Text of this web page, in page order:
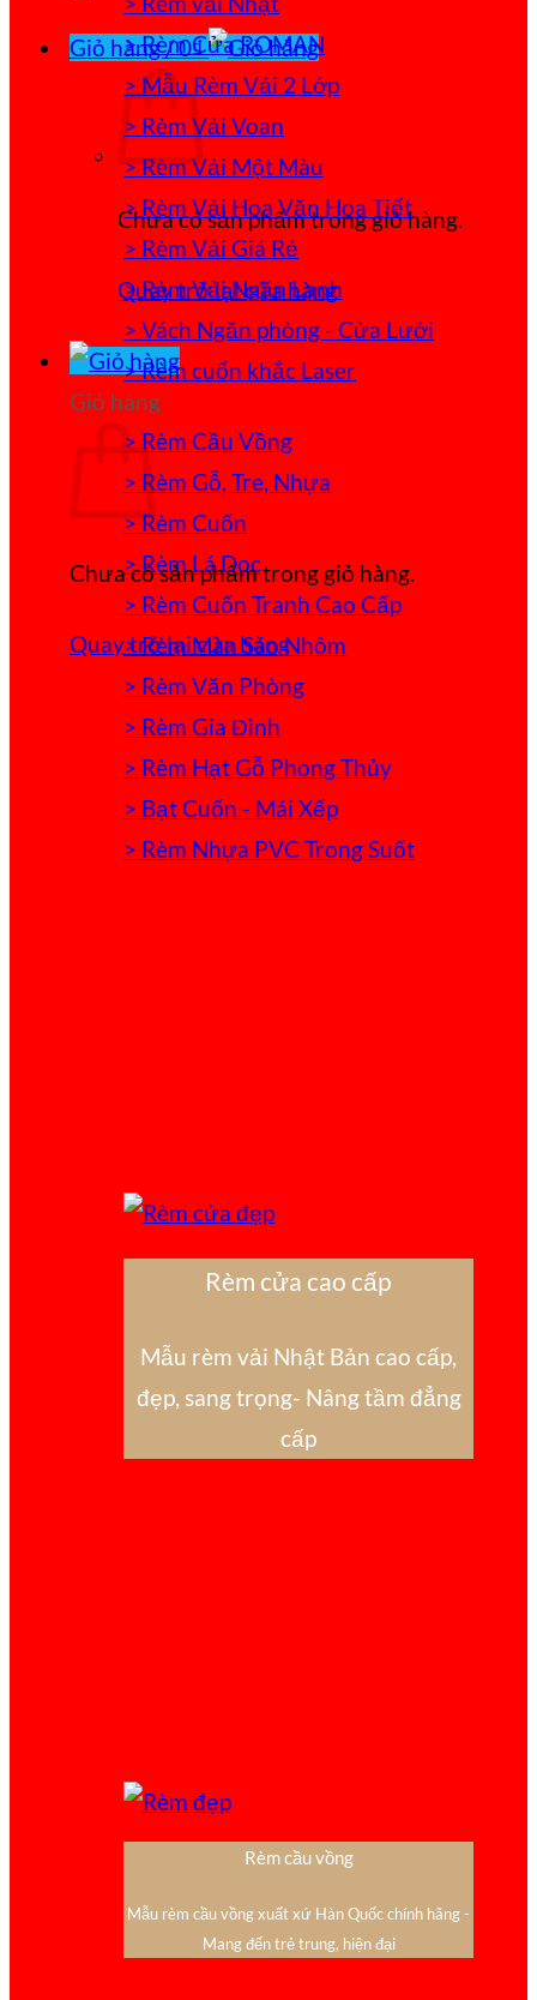
Giỏ hàng /0₫
Chưa có sản phẩm trong giỏ hàng.
Quay trở lại cửa hàng
Giỏ hàng
Chưa có sản phẩm trong giỏ hàng.
Quay trở lại cửa hàng
> Rèm Cửa ROMAN
> Mẫu Rèm Vải 2 Lớp
> Rèm Vải Voan
> Rèm Vải Một Màu
> Rèm Vải Hoa Văn Họa Tiết
> Rèm Vải Giá Rẻ
> Rèm Vải Ngăn Lạnh
> Vách Ngăn phòng - Cửa Lưới
> Rèm cuốn khắc Laser
> Rèm Cầu Vồng
> Rèm Gỗ, Tre, Nhựa
> Rèm Cuốn
> Rèm Lá Dọc
> Rèm Cuốn Tranh Cao Cấp
> Rèm Màn Sáo Nhôm
> Rèm Văn Phòng
> Rèm Gia Đình
> Rèm Hạt Gỗ Phong Thủy
> Bạt Cuốn - Mái Xếp
> Rèm Nhựa PVC Trong Suốt
Rèm cửa cao cấp
Mẫu rèm vải Nhật Bản cao cấp,
đẹp, sang trọng- Nâng tầm đẳng
cấp
Rèm cầu vồng
Mẫu rèm cầu vồng xuất xứ Hàn Quốc chính hãng -
Mang đến trẻ trung, hiện đại